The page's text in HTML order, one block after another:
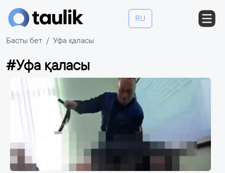
RU
Басты бет Уфа қаласы
#Уфа қаласы